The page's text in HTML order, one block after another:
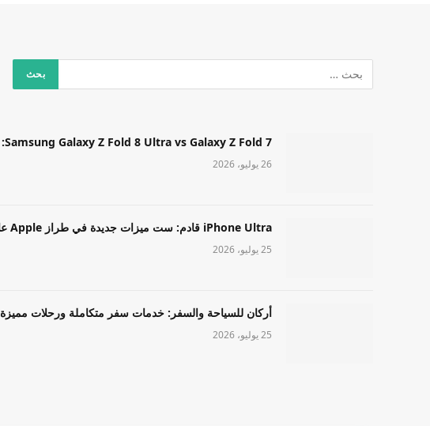
Samsung Galaxy Z Fold 8 Ultra vs Galaxy Z Fold 7: أيهما مميز قابل للطي يوفر قيمة أفضل
26 يوليو، 2026
iPhone Ultra قادم: ست ميزات جديدة في طراز Apple عالي المستوى
25 يوليو، 2026
أركان للسياحة والسفر: خدمات سفر متكاملة ورحلات مميزة
25 يوليو، 2026